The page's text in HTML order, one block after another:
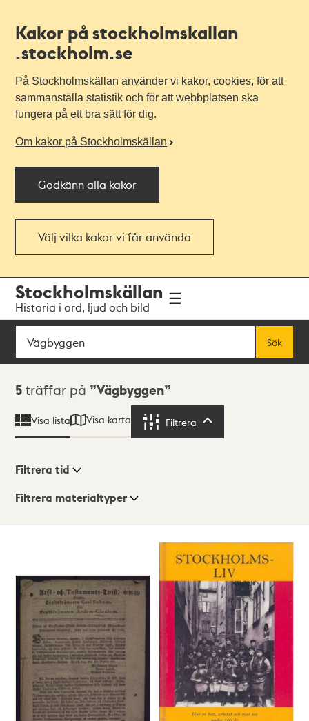
Kakor på stockholmskallan
.stockholm.se
På Stockholmskällan använder vi kakor, cookies, för att
sammanställa statistik och för att webbplatsen ska
fungera på ett bra sätt för dig.
Om kakor på Stockholmskällan
Godkänn alla kakor
Välj vilka kakor vi får använda
navigationen
huvudinnehållet
Stockholmskällan
Historia i ord, ljud och bild
Sök
Sök
Sökresultat
5 träffar på Vägbyggen
Visa lista Visa karta Filtrera
Visningsläge
Filtrera tid
Filtrera materialtyper